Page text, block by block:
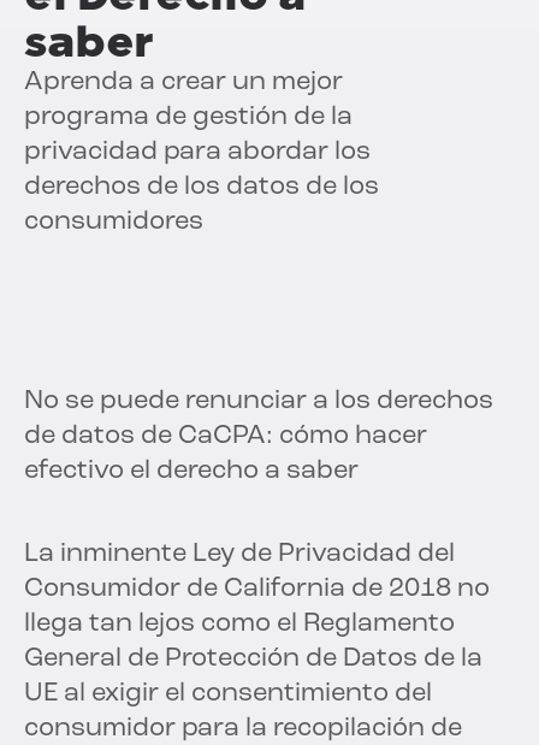
saber
Aprenda a crear un mejor
programa de gestión de la
privacidad para abordar los
derechos de los datos de los
consumidores
No se puede renunciar a los derechos
de datos de CaCPA: cómo hacer
efectivo el derecho a saber
La inminente Ley de Privacidad del
Consumidor de California de 2018 no
llega tan lejos como el Reglamento
General de Protección de Datos de la
UE al exigir el consentimiento del
consumidor para la recopilación de